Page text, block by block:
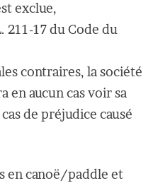
exclue,
211-17 du Code du
contraires, la société
en aucun cas voir sa
de préjudice causé
en canoë/paddle et